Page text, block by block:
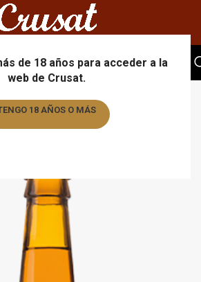
de 18 años para acceder a la
web de Crusat.
18 AÑOS O MÁS